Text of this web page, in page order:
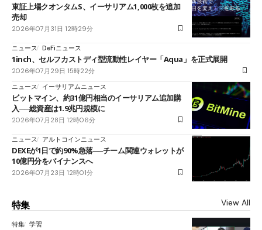
東証上場クオンタムS、イーサリアム1,000枚を追加
売却
2026年07月31日 12時29分
ニュース DeFiニュース
1inch、セルフカストディ型流動性レイヤー「Aqua」を正式展開
2026年07月29日 15時22分
ニュース
イーサリアムニュース
ビットマイン、約31億円相当のイーサリアム追加購
入──総資産は1.9兆円規模に
2026年07月28日 12時06分
ニュース アルトコインニュース
DEXEが1日で約90%急落──チーム関連ウォレットが
10億円分をバイナンスへ
2026年07月23日 12時01分
特集 View All
特集 学習